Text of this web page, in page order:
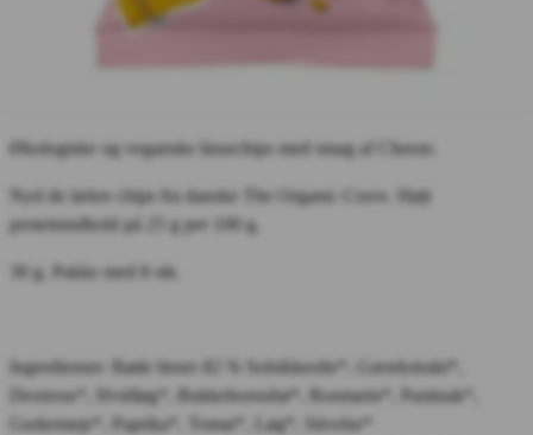
Økologiske og veganske linsechips med smag af Cheese.
Nyd de lækre chips fra danske The Organic Crave. Højt
proteinindhold på 25 g per 100 g.
30 g. Pakke med 8 stk.
Ingredienser: Røde linser
Solsikkeolie*, Gærekstrakt*,
Dextrose*, Hvidløg*, Bukkehornsfrø*, Rosmarin*, Pastinak*,
Gurkemeje*, Paprika*, Tomat*
Løg*, Stivelse*